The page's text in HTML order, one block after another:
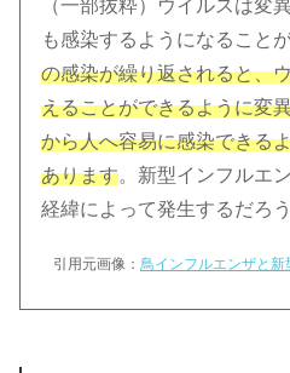
（一部抜粋）ウイルスは変
も感染するようになること
の感染が繰り返されると、
えることができるように変
から人へ容易に感染できる
あります。新型インフルエ
経緯によって発生するだろ
引用元画像： 鳥インフルエンザと